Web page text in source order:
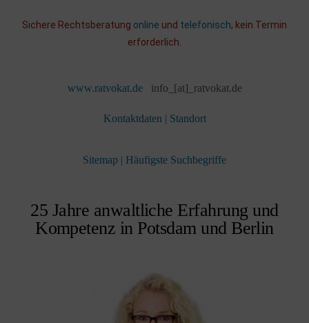
Sichere Rechtsberatung online und telefonisch, kein Termin
erforderlich.
www.ratvokat.deinfo_[at]_ratvokat.de
Kontaktdaten | Standort
Sitemap | Häufigste Suchbegriffe
25 Jahre anwaltliche Erfahrung und
Kompetenz in Potsdam und Berlin